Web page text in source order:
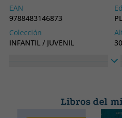
EAN
9788483146873
Colección
INFANTIL / JUVENIL
Libros del